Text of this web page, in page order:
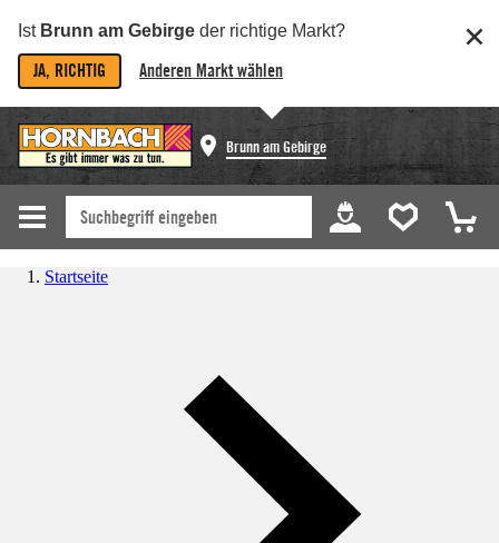
Ist Brunn am Gebirge der richtige Markt?
JA, RICHTIG Anderen Markt wählen
Brunn am Gebirge
Startseite